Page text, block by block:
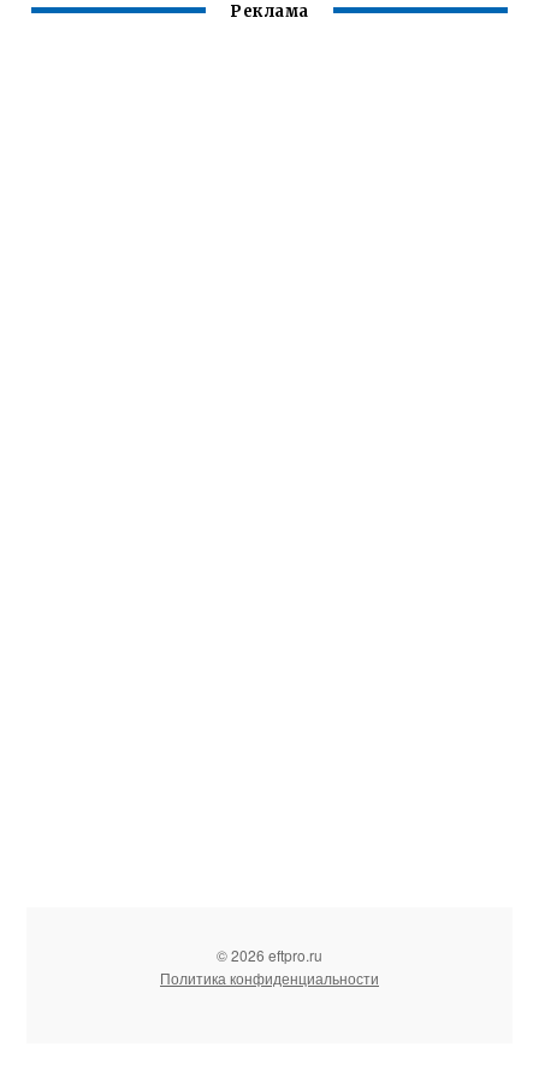
Реклама
© 2026 eftpro.ru
Политика конфиденциальности